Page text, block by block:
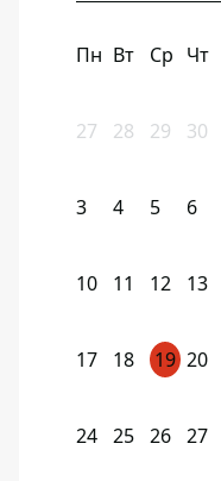
Пн Вт Ср Чт
27 28 29 30
3 4 5 6
10 11 12 13
17 18 19 20
24 25 26 27